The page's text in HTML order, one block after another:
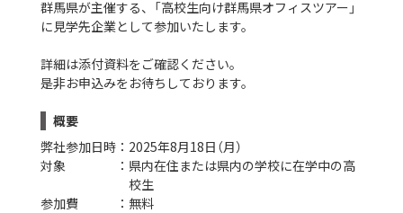
群馬県が主催する、「高校生向け群馬県オフィスツアー」
に見学先企業として参加いたします。
詳細は添付資料をご確認ください。
是非お申込みをお待ちしております。
概要
弊社参加日時： 2025年8月18日（月）
対象 ： 県内在住または県内の学校に在学中の高
校生
参加費 ： 無料